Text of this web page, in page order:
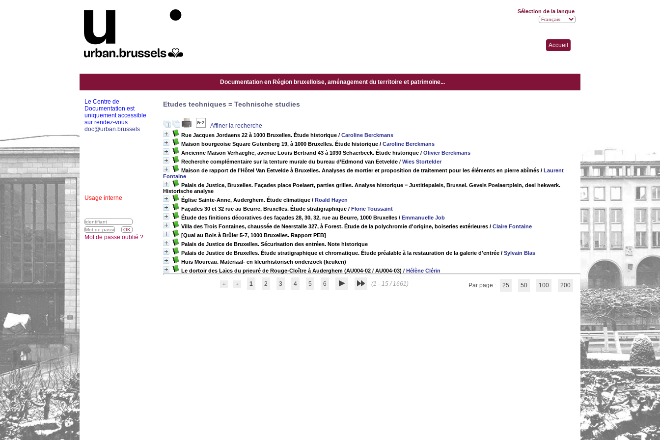
Accueil
Documentation en Région bruxelloise, aménagement du territoire et patrimoine...
Etudes techniques = Technische studies
Affiner la recherche
Rue Jacques Jordaens 22 à 1000 Bruxelles. Étude historique / Caroline Berckmans
Maison bourgeoise Square Gutenberg 19, à 1000 Bruxelles. Étude historique / Caroline Berckmans
Ancienne Maison Verhaeghe, avenue Louis Bertrand 43 à 1030 Schaerbeek. Étude historique / Olivier Berckmans
Recherche complémentaire sur la tenture murale du bureau d’Edmond van Eetvelde / Wies Stortelder
Maison de rapport de l’Hôtel Van Eetvelde à Bruxelles. Analyses de mortier et proposition de traitement pour les éléments en pierre abîmés / Laurent
Fontaine
Palais de Justice, Bruxelles. Façades place Poelaert, parties grilles. Analyse historique = Justitiepaleis, Brussel. Gevels Poelaertplein, deel hekwerk.
Historische analyse
Église Sainte-Anne, Auderghem. Étude climatique / Roald Hayen
Façades 30 et 32 rue au Beurre, Bruxelles. Étude stratigraphique / Florie Toussaint
Étude des finitions décoratives des façades 28, 30, 32, rue au Beurre, 1000 Bruxelles / Emmanuelle Job
Villa des Trois Fontaines, chaussée de Neerstalle 327, à Forest. Étude de la polychromie d'origine, boiseries extérieures / Claire Fontaine
[Quai au Bois à Brûler 5-7, 1000 Bruxelles. Rapport PEB]
Palais de Justice de Bruxelles. Sécurisation des entrées. Note historique
Palais de Justice de Bruxelles. Étude stratigraphique et chromatique. Étude préalable à la restauration de la galerie d'entrée / Sylvain Blas
Huis Moureau. Materiaal- en kleurhistorisch onderzoek (keuken)
Le dortoir des Laïcs du prieuré de Rouge-Cloître à Auderghem (AU004-02 / AU004-03) / Hélène Clérin
1 2 3 4 5 6 (1 - 15 / 1661) Par page : 25 50 100 200
Le Centre de
Documentation est
uniquement accessible
sur rendez-vous :
doc@urban.brussels
Usage interne
Sélection de la langue
Mot de passe oublié ?